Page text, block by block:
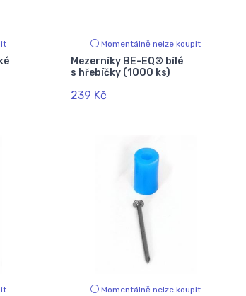
Momentálně nelze koupit
Mezerníky BE-EQ® bílé
s hřebíčky (1000 ks)
239 Kč
Momentálně nelze koupit